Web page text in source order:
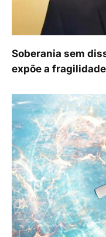
Soberania sem
expõe a